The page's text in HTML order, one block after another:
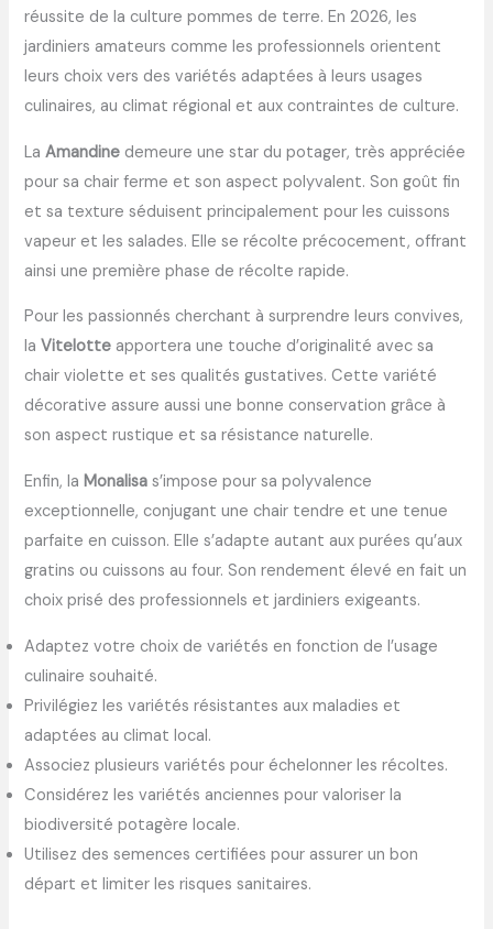
réussite de la culture pommes de terre. En 2026, les
jardiniers amateurs comme les professionnels orientent
leurs choix vers des variétés adaptées à leurs usages
culinaires, au climat régional et aux contraintes de culture.
LaAmandine demeure une star du potager, très appréciée
pour sa chair ferme et son aspect polyvalent. Son goût fin
et sa texture séduisent principalement pour les cuissons
vapeur et les salades. Elle se récolte précocement, offrant
ainsi une première phase de récolte rapide.
Pour les passionnés cherchant à surprendre leurs convives,
laVitelotte apportera une touche d’originalité avec sa
chair violette et ses qualités gustatives. Cette variété
décorative assure aussi une bonne conservation grâce à
son aspect rustique et sa résistance naturelle.
Enfin, laMonalisa s’impose pour sa polyvalence
exceptionnelle, conjugant une chair tendre et une tenue
parfaite en cuisson. Elle s’adapte autant aux purées qu’aux
gratins ou cuissons au four. Son rendement élevé en fait un
choix prisé des professionnels et jardiniers exigeants.
Adaptez votre choix de variétés en fonction de l’usage
culinaire souhaité.
Privilégiez les variétés résistantes aux maladies et
adaptées au climat local.
Associez plusieurs variétés pour échelonner les récoltes.
Considérez les variétés anciennes pour valoriser la
biodiversité potagère locale.
Utilisez des semences certifiées pour assurer un bon
départ et limiter les risques sanitaires.